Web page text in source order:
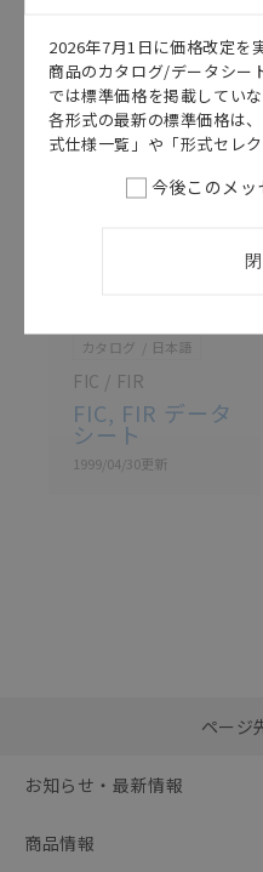
のもそのまま記載して
ている可能性がありま
記載されているサービ
ものであり、変更・改
え、ご用命下さいます
カタログ 日本語
FIC / FIR
FIC, FIR データ
シート
1999/04/30更新
括ダウン
ページ
お知らせ・最新情報
商品情報
2026年7月1日に価格改定を
商品のカタログ/データシー
では標準価格を掲載していな
各形式の最新の標準価格は
式仕様一覧」や「形式セレ
今後このメッ